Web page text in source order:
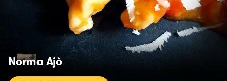
Norma Ajò